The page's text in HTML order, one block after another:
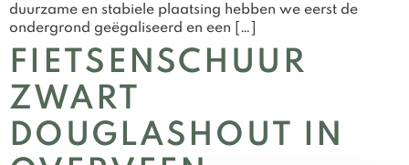
duurzame en stabiele plaatsing hebben we eerst de
ondergrond geëgaliseerd en een […]
FIETSENSCHUUR
ZWART
DOUGLASHOUT IN